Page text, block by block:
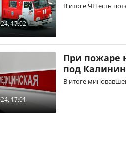
17:02
В итоге ЧП есть
17:01
При пожаре
под
В итоге